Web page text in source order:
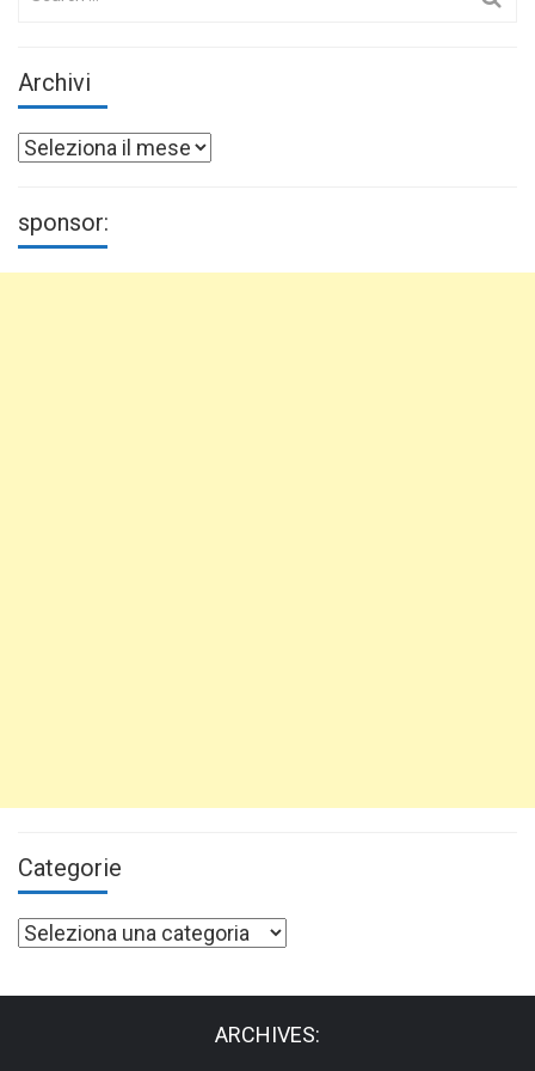
Archivi
Archivi
sponsor:
Categorie
Categorie
ARCHIVES: